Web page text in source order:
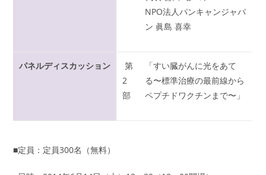
NPO法人パンキャンジャパ
ン 眞島 喜幸
パネルディスカッション
第
2
部
「すい臓がんに光をあて
る〜標準治療の最前線から
ペプチドワクチンまで〜」
■定員：定員300名（無料）